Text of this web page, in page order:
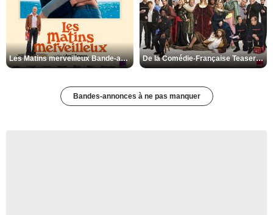
Les Matins merveilleux Bande-annonce VF De la Comédie-Française Teaser VF
Bandes-annonces à ne pas manquer